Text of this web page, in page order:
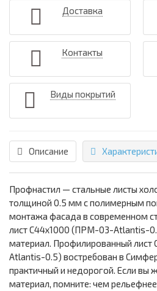
Доставка
Контакты
Виды покрытий
Описание
Профнастил — стальные листы
толщиной 0.5 мм с полимерным
монтажа фасада в современном
лист С44х1000 (ПРМ-03-Atlantis-
материал. Профилированный
Atlantis-0.5) востребован в
практичный и недорогой. Если вы
материал, помните: чем